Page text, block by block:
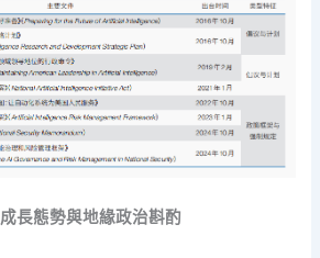
長態勢與地緣政治斟酌